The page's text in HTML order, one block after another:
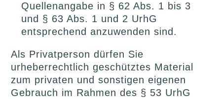
Quellenangabe in § 62 Abs. 1 bis 3
und § 63 Abs. 1 und 2 UrhG
entsprechend anzuwenden sind.
Als Privatperson dürfen Sie
urheberrechtlich geschütztes Material
zum privaten und sonstigen eigenen
Gebrauch im Rahmen des § 53 UrhG